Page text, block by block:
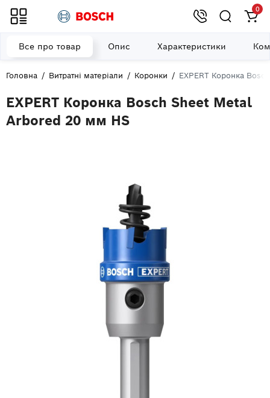
0
Головна Витратні матеріали Коронки EXPERT Коронка
EXPERT Коронка Bosch Sheet Metal
Arbored 20 мм HS
Все про товар Опис Характеристики